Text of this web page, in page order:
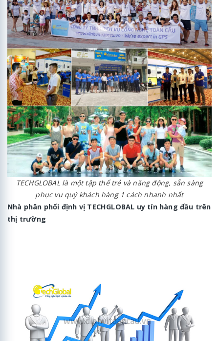
TECHGLOBAL là một tập thể trẻ và năng động, sẵn sàng
phục vụ quý khách hàng 1 cách nhanh nhất
Nhà phân phối định vị TECHGLOBAL uy tín hàng đầu trên
thị trường